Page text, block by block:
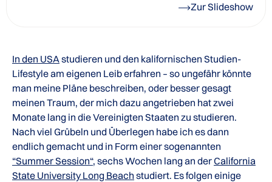
Zur Slideshow
In den USAstudieren und den kalifornischen Studien-
Lifestyle am eigenen Leib erfahren – so ungefähr könnte
man meine Pläne beschreiben, oder besser gesagt
meinen Traum, der mich dazu angetrieben hat zwei
Monate lang in die Vereinigten Staaten zu studieren.
Nach viel Grübeln und Überlegen habe ich es dann
endlich gemacht und in Form einer sogenannten
“Summer Session“, sechs Wochen lang an derCalifornia
State University Long Beach studiert. Es folgen einige